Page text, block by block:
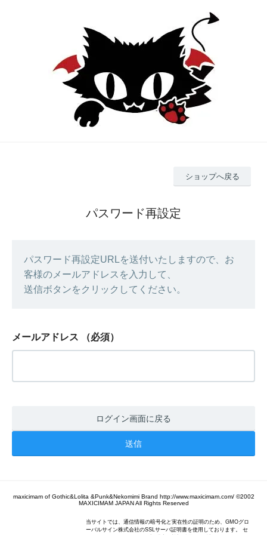
ショップへ戻る
パスワード再設定
パスワード再設定URLを送付いたしますので、お
客様のメールアドレスを入力して、
送信ボタンをクリックしてください。
メールアドレス （必須）
ログイン画面に戻る
maxicimam of Gothic&Lolita &Punk&Nekomimi Brand http://www.maxicimam.com/ ©2002
MAXICIMAM JAPAN All Rights Reserved
当サイトでは、通信情報の暗号化と実在性の証明のため、GMOグロ
ーバルサイン株式会社のSSLサーバ証明書を使用しております。 セ